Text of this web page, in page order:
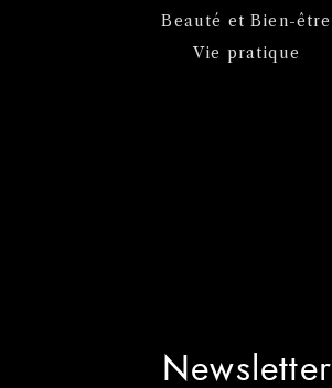
Beauté et Bien-être
Vie pratique
Newsletter